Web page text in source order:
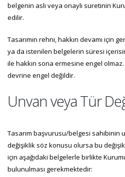
belgenin aslı veya onaylı suretinin
edilir.
Tasarımın rehni, hakkın devamı için
ya da istenilen belgelerin süresi
ile hakkın sona ermesine engel olmaz.
devrine engel değildir.
Unvan veya Tür
Tasarım başvurusu/belgesi sahibinin
değişiklik söz konusu olursa bu
için aşağıdaki belgelerle birlikte
bulunulması gerekmektedir: